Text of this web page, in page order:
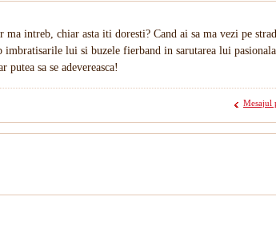
ma intreb, chiar asta iti doresti? Cand ai sa ma vezi pe
lui si buzele fierband in sarutarea lui
sa se adevereasca!
Mesajul